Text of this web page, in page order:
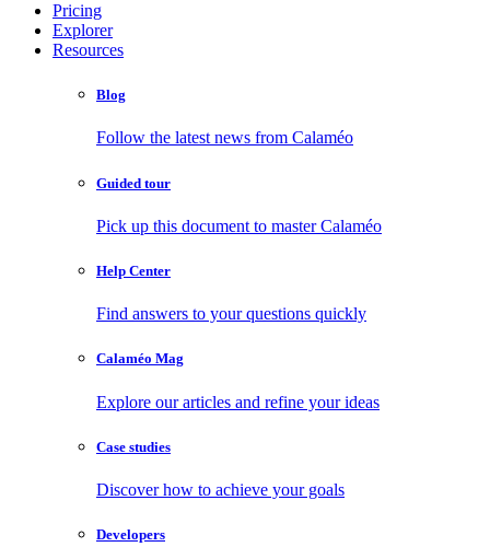
Pricing
Explorer
Resources
Blog
Follow the latest news from Calaméo
Guided tour
Pick up this document to master Calaméo
Help Center
Find answers to your questions quickly
Calaméo Mag
Explore our articles and refine your ideas
Case studies
Discover how to achieve your goals
Developers